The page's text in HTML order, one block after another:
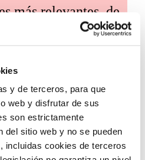
y de terceros, para que
web y disfrutar de sus
son estrictamente
del sitio web y no se pueden
incluidas cookies de terceros
más relevantes, de
y voces
referencia. Su
estos análisis en
desarrollo social,
del territorio.